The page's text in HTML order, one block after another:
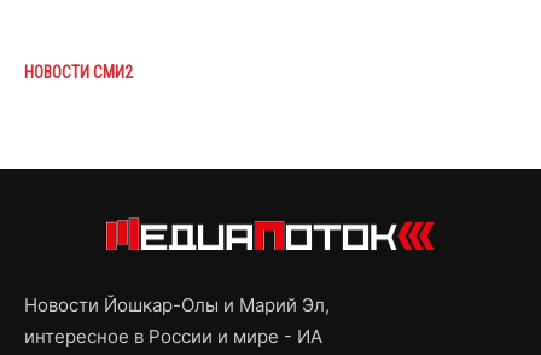
НОВОСТИ СМИ2
Новости Йошкар-Олы и Марий Эл,
интересное в России и мире - ИА